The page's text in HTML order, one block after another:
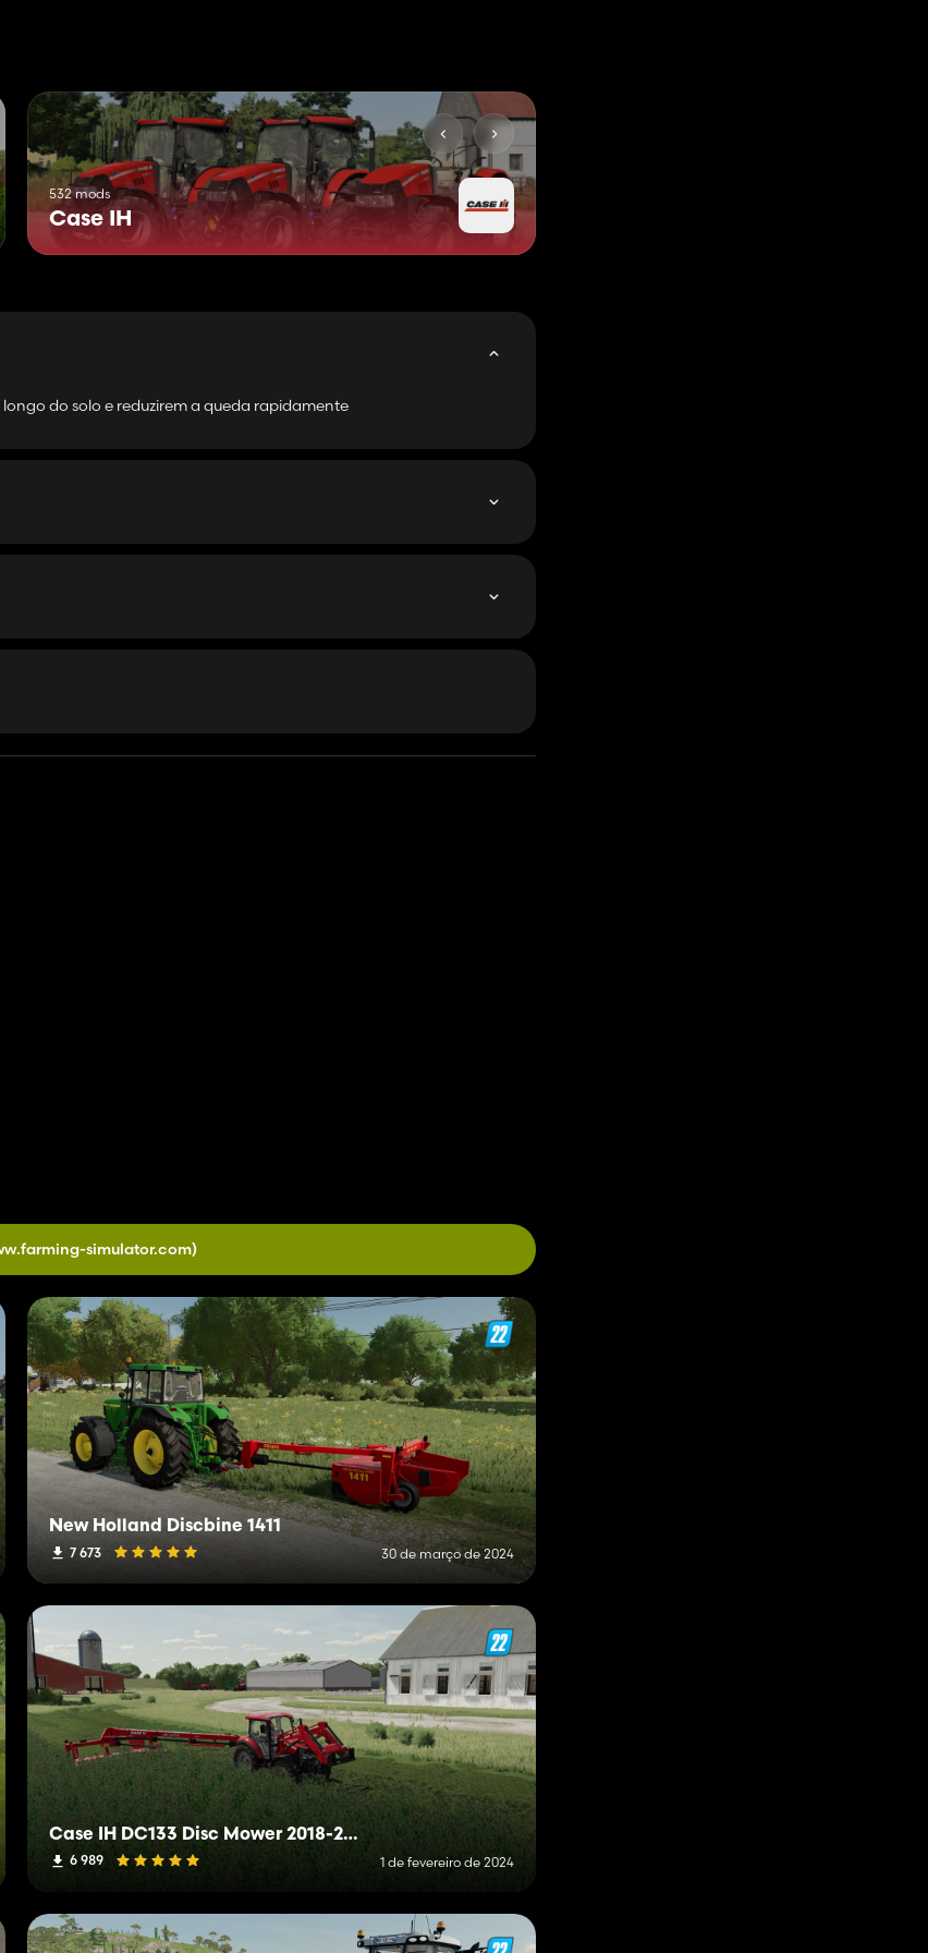
um mapa preparado, como Edgewater, Saskatchewan e
campos apenas de grama. Espero que isso seja corrigido em
532 mods
Case IH
do solo e reduzirem a queda rapidamente
simulator.com)
New Holland Discbine 1411
7 673 30 de março de 2024
Case IH DC133 Disc Mower 2018-2023
6 989 1 de fevereiro de 2024